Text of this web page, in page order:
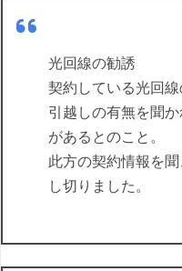
光回線の勧誘
契約している光回線
引越しの有無を聞
があるとのこと。
此方の契約情報を
し切りました。